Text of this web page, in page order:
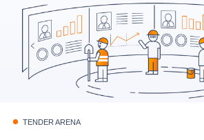
fiber_manual_record TENDER ARENA